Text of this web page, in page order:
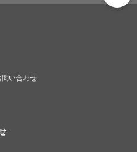
い合わせ